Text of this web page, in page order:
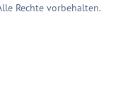
Rechte vorbehalten.